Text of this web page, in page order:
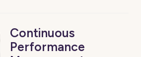
Continuous
Performance